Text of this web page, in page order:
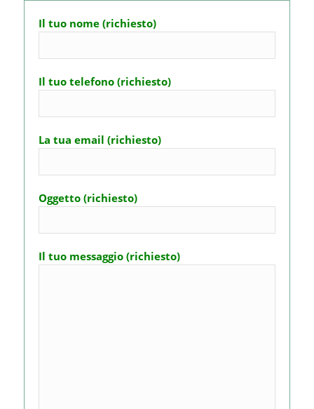
Il tuo nome (richiesto)
Il tuo telefono (richiesto)
La tua email (richiesto)
Oggetto (richiesto)
Il tuo messaggio (richiesto)